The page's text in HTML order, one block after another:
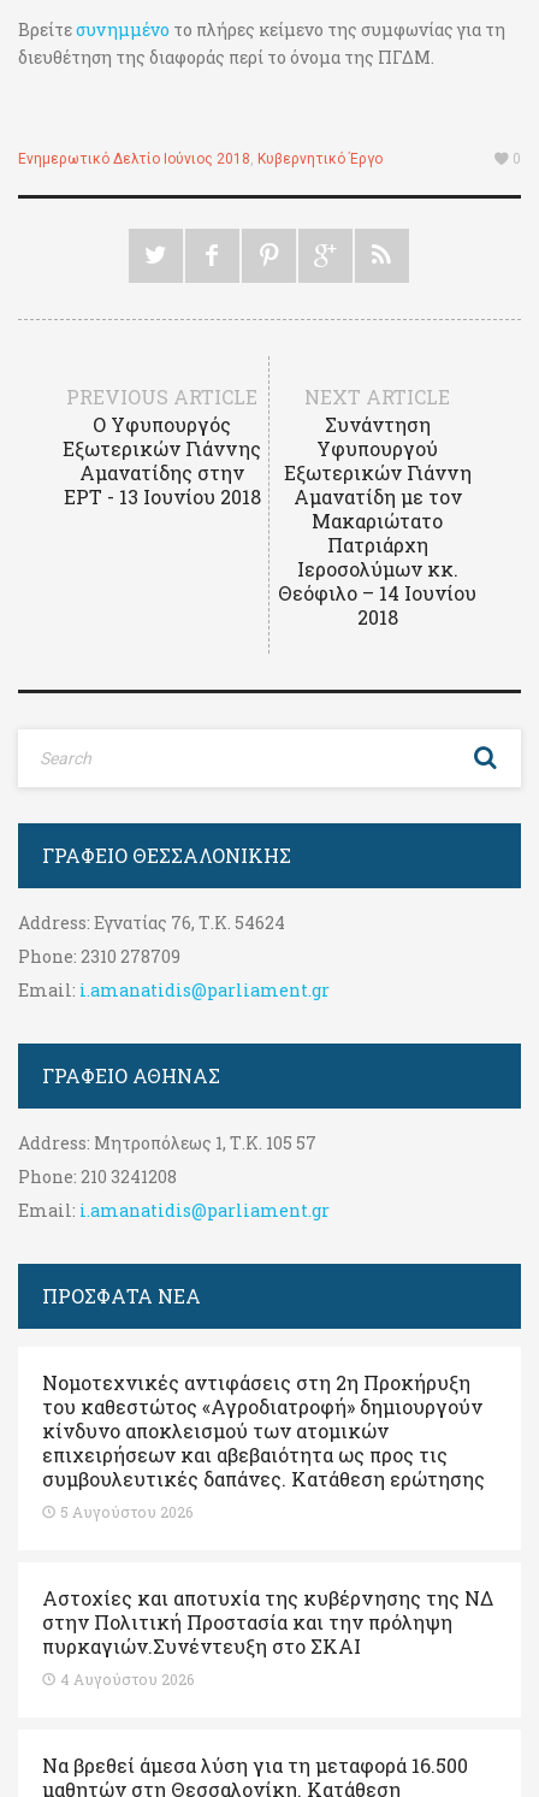
Βρείτεσυνημμένο το πλήρες κείμενο της συμφωνίας για τη
διευθέτηση της διαφοράς περί το όνομα της ΠΓΔΜ.
Ενημερωτικό Δελτίο Ιούνιος 2018, Κυβερνητικό Έργο 0
PREVIOUS ARTICLE
Ο Υφυπουργός
Εξωτερικών Γιάννης
Αμανατίδης στην
ΕΡΤ - 13 Ιουνίου 2018
NEXT ARTICLE
Συνάντηση
Υφυπουργού
Εξωτερικών Γιάννη
Αμανατίδη με τον
Μακαριώτατο
Πατριάρχη
Ιεροσολύμων κκ.
Θεόφιλο – 14 Ιουνίου
2018
ΓΡΑΦΕΊΟ ΘΕΣΣΑΛΟΝΊΚΗΣ
Address: Εγνατίας 76, Τ.Κ. 54624
Phone: 2310 278709
Email: i.amanatidis@parliament.gr
ΓΡΑΦΕΊΟ ΑΘΉΝΑΣ
Address: Μητροπόλεως 1, Τ.Κ. 105 57
Phone: 210 3241208
Email: i.amanatidis@parliament.gr
ΠΡΟΣΦΑΤΑ ΝΕΑ
Νομοτεχνικές αντιφάσεις στη 2η Προκήρυξη
του καθεστώτος «Αγροδιατροφή» δημιουργούν
κίνδυνο αποκλεισμού των ατομικών
επιχειρήσεων και αβεβαιότητα ως προς τις
συμβουλευτικές δαπάνες. Κατάθεση ερώτησης
5 Αυγούστου 2026
Αστοχίες και αποτυχία της κυβέρνησης της ΝΔ
στην Πολιτική Προστασία και την πρόληψη
πυρκαγιών.Συνέντευξη στο ΣΚΑΙ
4 Αυγούστου 2026
Να βρεθεί άμεσα λύση για τη μεταφορά 16.500
μαθητών στη Θεσσαλονίκη. Κατάθεση